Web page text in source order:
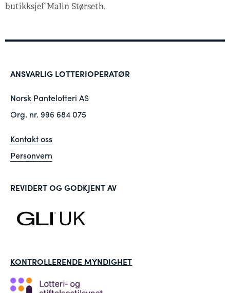
butikksjef Malin Størseth.
ANSVARLIG LOTTERIOPERATØR
Norsk Pantelotteri AS
Org. nr. 996 684 075
Kontakt oss
Personvern
REVIDERT OG GODKJENT AV
KONTROLLERENDE MYNDIGHET